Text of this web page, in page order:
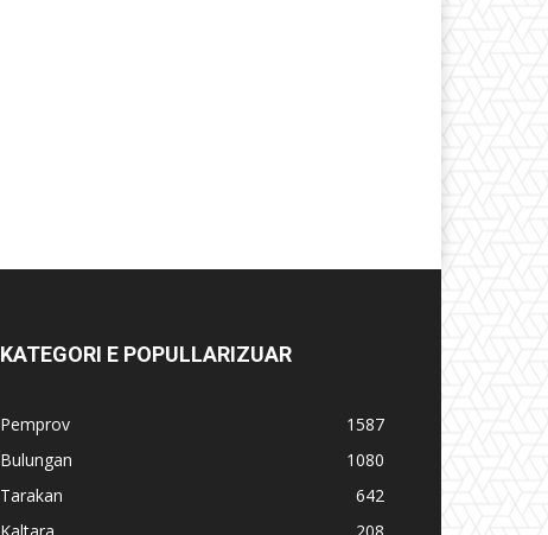
KATEGORI E POPULLARIZUAR
Pemprov
1587
Bulungan
1080
Tarakan
642
Kaltara
208